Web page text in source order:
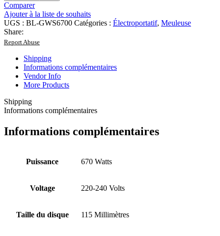
Comparer
Ajouter à la liste de souhaits
UGS : BL-GWS6700 Catégories : Électroportatif, Meuleuse
Share:
Report Abuse
Shipping
Informations complémentaires
Vendor Info
More Products
Shipping
Informations complémentaires
Informations complémentaires
Puissance 670 Watts
Voltage 220-240 Volts
Taille du disque 115 Millimètres